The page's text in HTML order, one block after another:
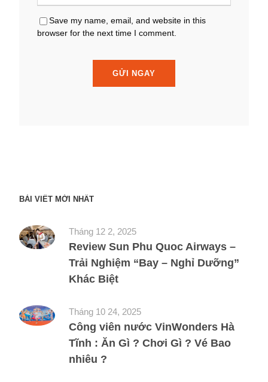
Save my name, email, and website in this
browser for the next time I comment.
BÀI VIẾT MỚI NHẤT
Tháng 12 2, 2025
Review Sun Phu Quoc Airways –
Trải Nghiệm “Bay – Nghỉ Dưỡng”
Khác Biệt
Tháng 10 24, 2025
Công viên nước VinWonders Hà
Tĩnh : Ăn Gì ? Chơi Gì ? Vé Bao
nhiêu ?